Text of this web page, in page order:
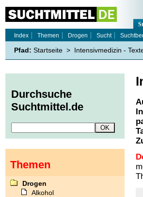
Index
Themen Drogen Sucht
Pfad: Startseite > Intensivmedizin -
Durchsuche
Suchtmittel.de
Themen
Drogen
Alkohol